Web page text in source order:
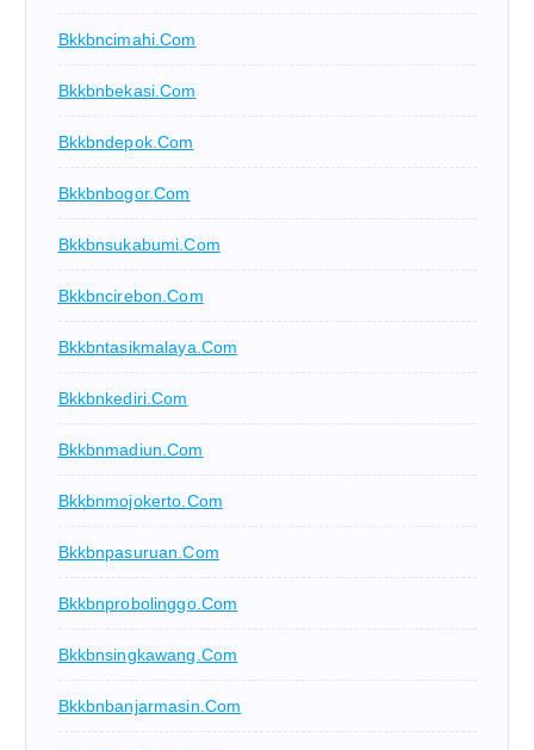
Bkkbncimahi.com
Bkkbnbekasi.com
Bkkbndepok.com
Bkkbnbogor.com
Bkkbnsukabumi.com
Bkkbncirebon.com
Bkkbntasikmalaya.com
Bkkbnkediri.com
Bkkbnmadiun.com
Bkkbnmojokerto.com
Bkkbnpasuruan.com
Bkkbnprobolinggo.com
Bkkbnsingkawang.com
Bkkbnbanjarmasin.com